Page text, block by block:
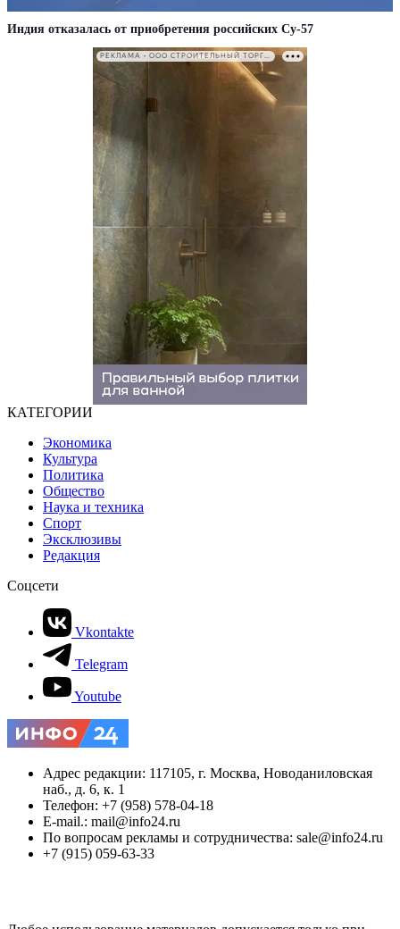
Индия отказалась от приобретения российских Су-57
РЕКЛАМА • ООО СТРОИТЕЛЬНЫЙ ТОРГОВЫЙ ДОМ «ПЕТРОВИЧ». ИНН: 7802348846
КАТЕГОРИИ
Экономика
Культура
Политика
Общество
Наука и техника
Спорт
Эксклюзивы
Редакция
Соцсети
Vkontakte
Telegram
Youtube
Адрес редакции: 117105, г. Москва, Новоданиловская
наб., д. 6, к. 1
Телефон: +7 (958) 578-04-18
E-mail.: mail@info24.ru
По вопросам рекламы и сотрудничества: sale@info24.ru
+7 (915) 059-63-33